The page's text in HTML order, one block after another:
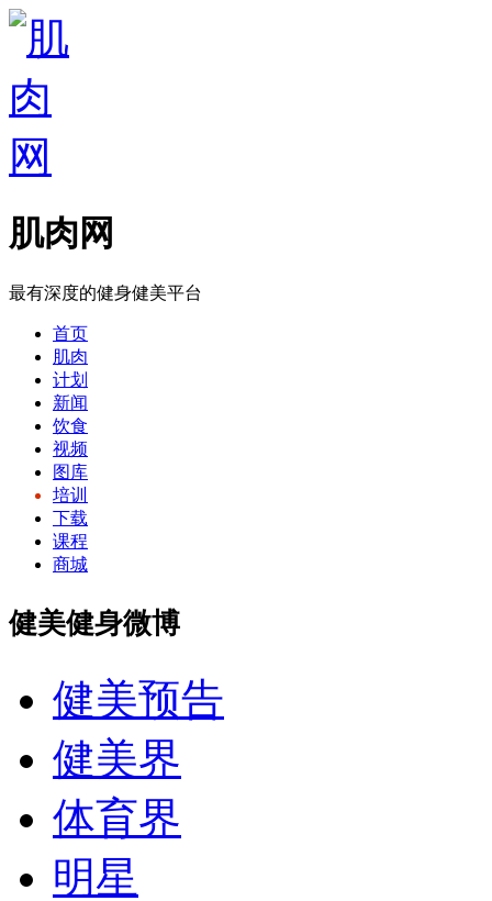
肌肉网
最有深度的健身健美平台
首页
肌肉
计划
新闻
饮食
视频
图库
培训
下载
课程
商城
健美健身微博
健美预告
健美界
体育界
明星